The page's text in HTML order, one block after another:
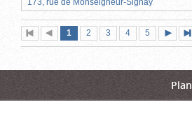
Première
page
Page
précédente
Page
1 (page
actuelle)
Page
2 Page
3 Page
4 Page
5